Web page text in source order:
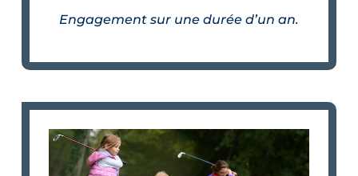
Engagement sur une durée d’un an.